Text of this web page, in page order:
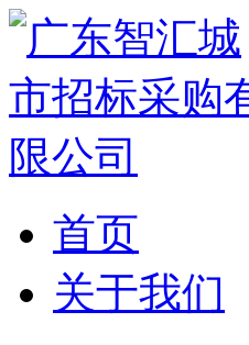
首页
关于我们